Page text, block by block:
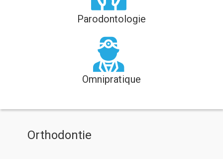
Parodontologie
Omnipratique
Orthodontie